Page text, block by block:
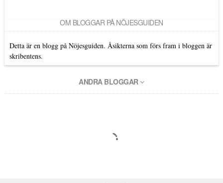
OM BLOGGAR PÅ NÖJESGUIDEN
Detta är en blogg på Nöjesguiden. Åsikterna som förs fram i bloggen är
skribentens.
ANDRA BLOGGAR